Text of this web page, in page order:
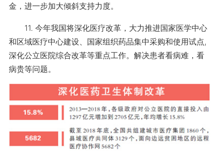
金，进一步加大倾斜支持力度。
11. 今年我国将深化医疗改革，大力推进国家医学中心
和区域医疗中心建设、国家组织药品集中采购和使用试点,
深化公立医院综合改革等重点工作。解决患者看病难，看
病贵等问题。